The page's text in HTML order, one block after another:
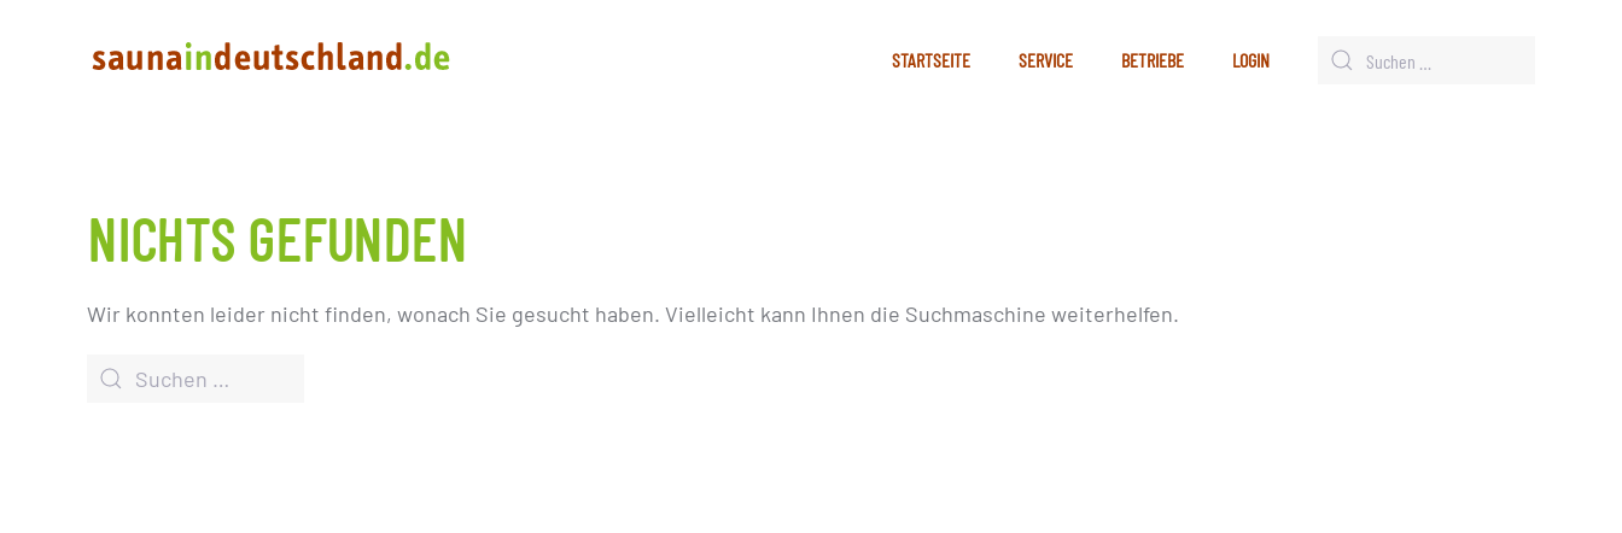
STARTSEITE SERVICE BETRIEBE LOGIN
NICHTS GEFUNDEN
Wir konnten leider nicht finden, wonach Sie gesucht haben. Vielleicht kann Ihnen die Suchmaschine weiterhelfen.